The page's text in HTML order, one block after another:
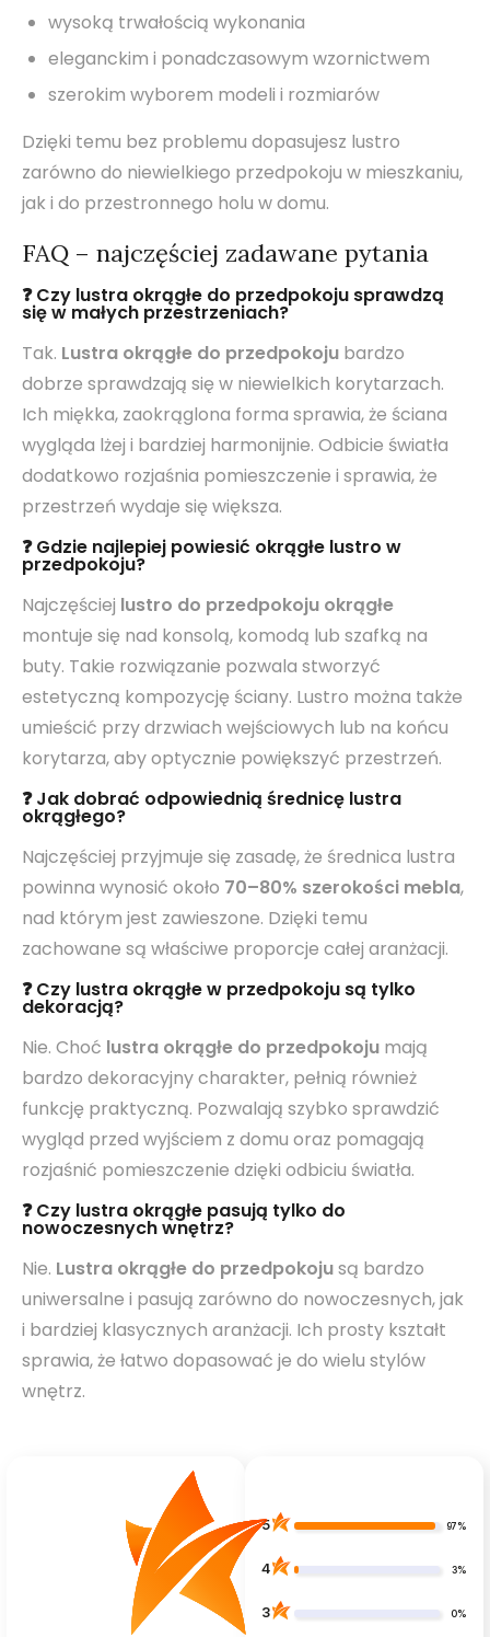
wysoką trwałością wykonania
eleganckim i ponadczasowym wzornictwem
szerokim wyborem modeli i rozmiarów
Dzięki temu bez problemu dopasujesz lustro
zarówno do niewielkiego przedpokoju w mieszkaniu,
jak i do przestronnego holu w domu.
FAQ – najczęściej zadawane pytania
❓ Czy lustra okrągłe do przedpokoju sprawdzą
się w małych przestrzeniach?
Tak. Lustra okrągłe do przedpokoju bardzo
dobrze sprawdzają się w niewielkich korytarzach.
Ich miękka, zaokrąglona forma sprawia, że ściana
wygląda lżej i bardziej harmonijnie. Odbicie światła
dodatkowo rozjaśnia pomieszczenie i sprawia, że
przestrzeń wydaje się większa.
❓ Gdzie najlepiej powiesić okrągłe lustro w
przedpokoju?
Najczęściej lustro do przedpokoju okrągłe
montuje się nad konsolą, komodą lub szafką na
buty. Takie rozwiązanie pozwala stworzyć
estetyczną kompozycję ściany. Lustro można także
umieścić przy drzwiach wejściowych lub na końcu
korytarza, aby optycznie powiększyć przestrzeń.
❓ Jak dobrać odpowiednią średnicę lustra
okrągłego?
Najczęściej przyjmuje się zasadę, że średnica lustra
powinna wynosić około 70–80% szerokości mebla,
nad którym jest zawieszone. Dzięki temu
zachowane są właściwe proporcje całej aranżacji.
❓ Czy lustra okrągłe w przedpokoju są tylko
dekoracją?
Nie. Choć lustra okrągłe do przedpokoju mają
bardzo dekoracyjny charakter, pełnią również
funkcję praktyczną. Pozwalają szybko sprawdzić
wygląd przed wyjściem z domu oraz pomagają
rozjaśnić pomieszczenie dzięki odbiciu światła.
❓ Czy lustra okrągłe pasują tylko do
nowoczesnych wnętrz?
Nie. Lustra okrągłe do przedpokojusą bardzo
uniwersalne i pasują zarówno do nowoczesnych, jak
i bardziej klasycznych aranżacji. Ich prosty kształt
sprawia, że łatwo dopasować je do wielu stylów
wnętrz.
5 97%
4 3%
3 0%